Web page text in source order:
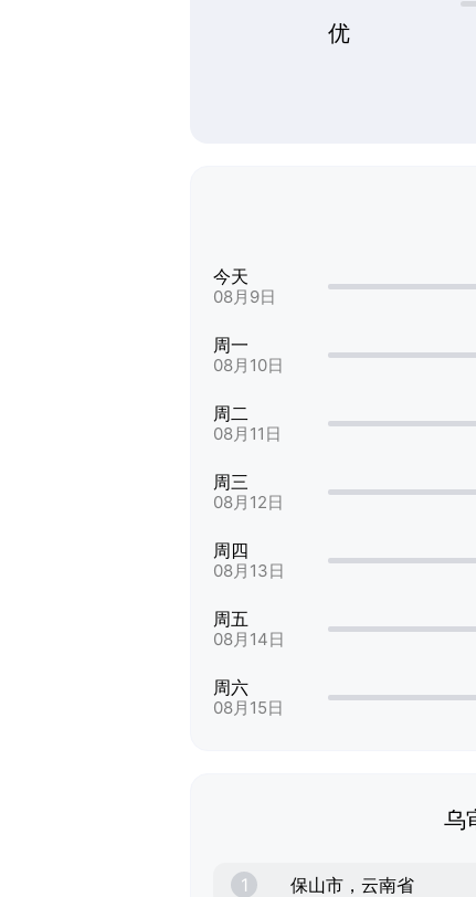
优
今天
08月9日
周一
08月10日
周二
08月11日
周三
08月12日
周四
08月13日
周五
08月14日
周六
08月15日
乌
1 保山市，云南省